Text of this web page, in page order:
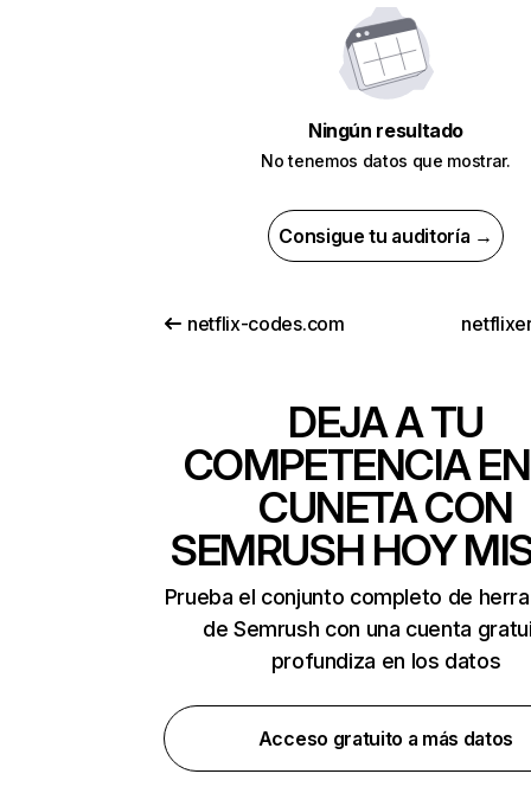
Ningún resultado
No tenemos datos que mostrar.
Consigue tu auditoría →
netflix-codes.com
DEJA A TU
COMPETENCIA
CUNETA CON
SEMRUSH HOY
Prueba el conjunto completo de
de Semrush con una cuenta
profundiza en los datos
Acceso gratuito a más datos